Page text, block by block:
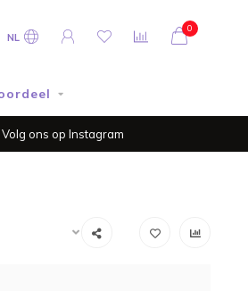
NL
0
Volg ons op Instagram